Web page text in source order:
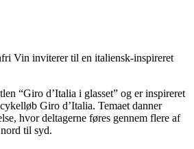
Vin inviterer til en italiensk-inspireret
“Giro d’Italia i glasset” og er inspireret
Giro d’Italia. Temaet danner
hvor deltagerne føres gennem flere af
til syd.